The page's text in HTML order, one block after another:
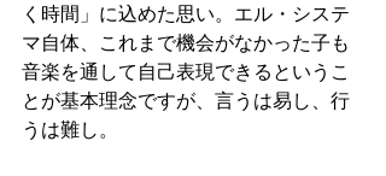
く時間」に込めた思い。エル・システ
マ自体、これまで機会がなかった子も
音楽を通して自己表現できるというこ
とが基本理念ですが、言うは易し、行
うは難し。